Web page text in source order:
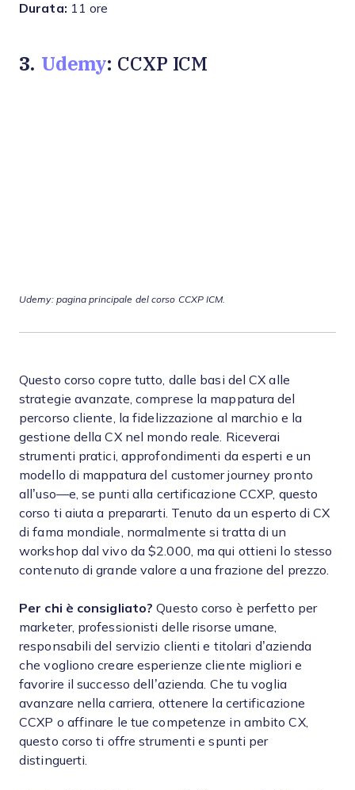
Durata: 11 ore
3. Udemy: CCXP ICM
Udemy: pagina principale del corso CCXP ICM.
Questo corso copre tutto, dalle basi del CX alle
strategie avanzate, comprese la mappatura del
percorso cliente, la fidelizzazione al marchio e la
gestione della CX nel mondo reale. Riceverai
strumenti pratici, approfondimenti da esperti e un
modello di mappatura del customer journey pronto
all’uso—e, se punti alla certificazione CCXP, questo
corso ti aiuta a prepararti. Tenuto da un esperto di CX
di fama mondiale, normalmente si tratta di un
workshop dal vivo da $2.000, ma qui ottieni lo stesso
contenuto di grande valore a una frazione del prezzo.
Per chi è consigliato? Questo corso è perfetto per
marketer, professionisti delle risorse umane,
responsabili del servizio clienti e titolari d’azienda
che vogliono creare esperienze cliente migliori e
favorire il successo dell’azienda. Che tu voglia
avanzare nella carriera, ottenere la certificazione
CCXP o affinare le tue competenze in ambito CX,
questo corso ti offre strumenti e spunti per
distinguerti.